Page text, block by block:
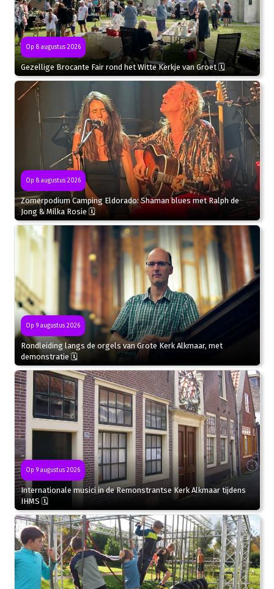
Op 8 augustus 2026
Gezellige Brocante Fair rond het Witte Kerkje van Groet 🗓
Op 8 augustus 2026
Zomerpodium Camping Eldorado: Shaman blues met Ralph de
Jong & Milka Rosie 🗓
Op 9 augustus 2026
Rondleiding langs de orgels van Grote Kerk Alkmaar, met
demonstratie 🗓
Op 9 augustus 2026
Internationale musici in de Remonstrantse Kerk Alkmaar tijdens
IHMS 🗓